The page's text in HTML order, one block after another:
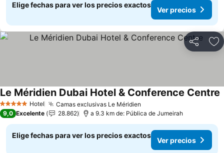
Elige fechas para ver los precios exactos
Ver precios
Compartir
5 Estrellas Hotel Camas exclusivas Le Méridien
Le Méridien Dubai Hotel & Conference Centre
9,0 Excelente 28.862 a 9.3 km de: Pública de Jumeirah
Elige fechas para ver los precios exactos
Ver precios